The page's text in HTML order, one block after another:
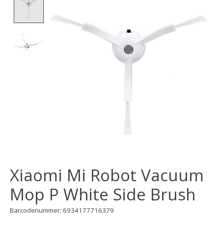
Xiaomi Mi Robot Vacuum
Mop P White Side Brush
Barcodenummer: 6934177716379